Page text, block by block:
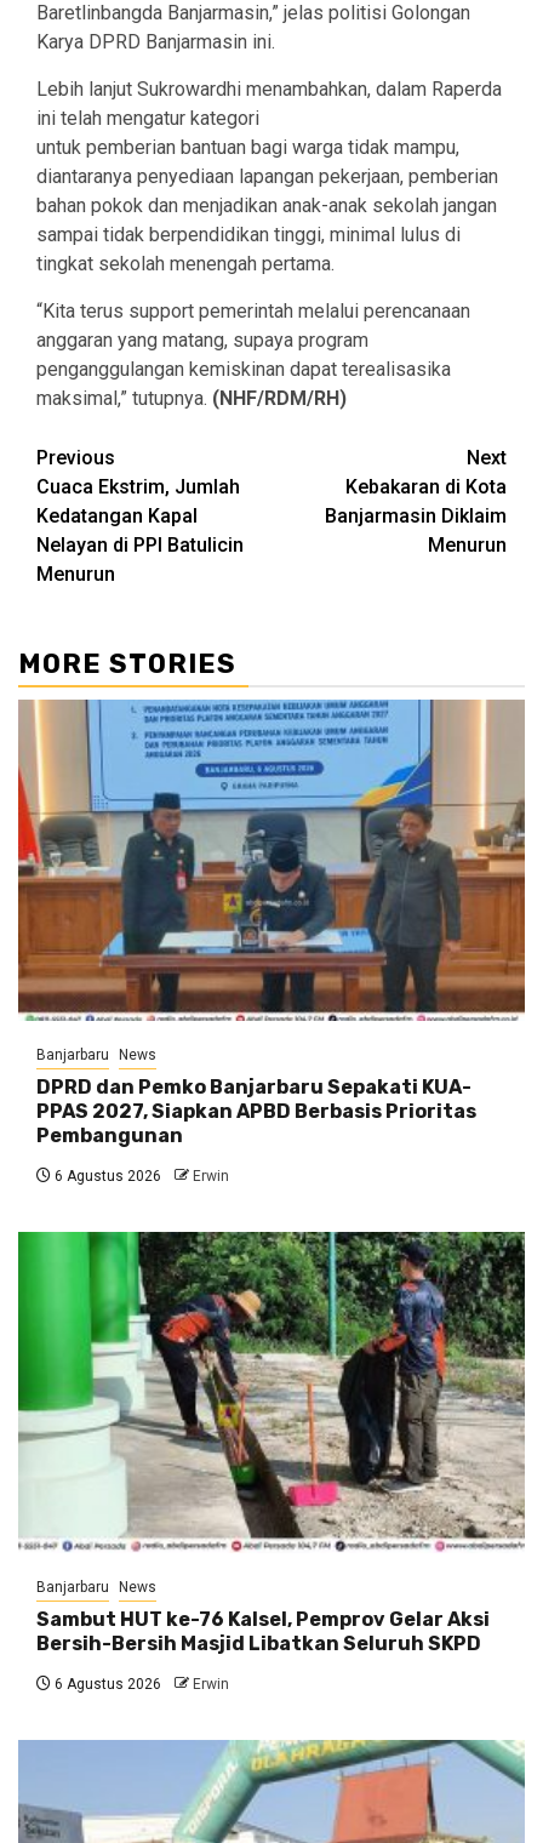
Baretlinbangda Banjarmasin,” jelas politisi Golongan
Karya DPRD Banjarmasin ini.
Lebih lanjut Sukrowardhi menambahkan, dalam Raperda
ini telah mengatur kategori
untuk pemberian bantuan bagi warga tidak mampu,
diantaranya penyediaan lapangan pekerjaan, pemberian
bahan pokok dan menjadikan anak-anak sekolah jangan
sampai tidak berpendidikan tinggi, minimal lulus di
tingkat sekolah menengah pertama.
“Kita terus support pemerintah melalui perencanaan
anggaran yang matang, supaya program
penganggulangan kemiskinan dapat terealisasika
maksimal,” tutupnya. (NHF/RDM/RH)
Continue
Reading
Previous
Cuaca Ekstrim, Jumlah
Kedatangan Kapal
Nelayan di PPI Batulicin
Menurun
Next
Kebakaran di Kota
Banjarmasin Diklaim
Menurun
MORE STORIES
Banjarbaru News
DPRD dan Pemko Banjarbaru Sepakati KUA-
PPAS 2027, Siapkan APBD Berbasis Prioritas
Pembangunan
6 Agustus 2026 Erwin
Banjarbaru News
Sambut HUT ke-76 Kalsel, Pemprov Gelar Aksi
Bersih-Bersih Masjid Libatkan Seluruh SKPD
6 Agustus 2026 Erwin